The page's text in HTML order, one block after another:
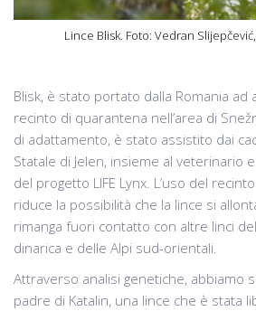
Lince Blisk. Foto: Vedran Slijepčević,
Blisk, è stato portato dalla Romania ad
recinto di quarantena nell’area di
di adattamento, è stato assistito dai
Statale di Jelen, insieme al veterinario
del progetto LIFE Lynx. L’uso del
riduce la possibilità che la lince si
rimanga fuori contatto con altre linci
dinarica e delle Alpi sud-orientali.
Attraverso analisi genetiche, abbiamo
padre di Katalin, una lince che è stata